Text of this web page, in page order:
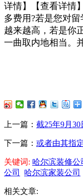
详情】【查看详情
多费用?若是您对
越来越高，若是你
一曲取内地相当。
上一篇： 截25年9月30
下一篇： 或者由其指
关键词: 哈尔滨装修公
公司
哈尔滨家装公司
相关文章: